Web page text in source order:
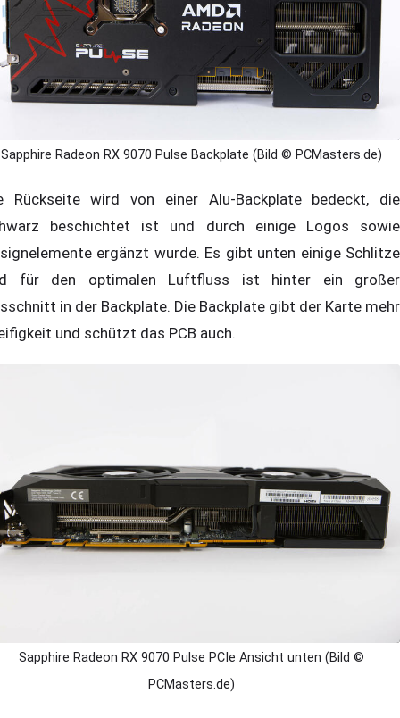
Sapphire Radeon RX 9070 Pulse Backplate (Bild © PCMasters.de)
Rückseite wird von einer Alu-Backplate bedeckt, die
beschichtet ist und durch einige Logos sowie
ergänzt wurde. Es gibt unten einige Schlitze
für den optimalen Luftfluss ist hinter ein großer
in der Backplate. Die Backplate gibt der Karte mehr
und schützt das PCB auch.
Sapphire Radeon RX 9070 Pulse PCIe Ansicht unten (Bild ©
PCMasters.de)